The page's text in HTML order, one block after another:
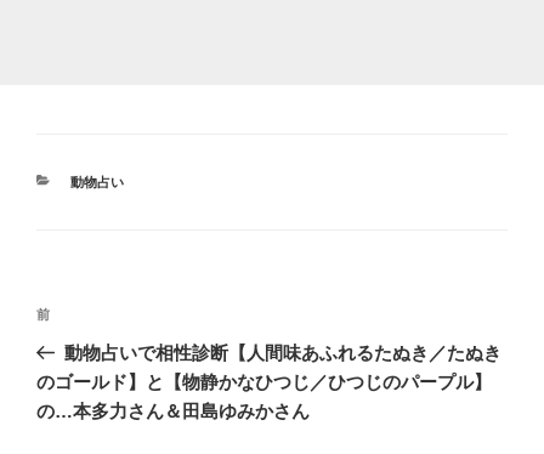
カ
動物占い
投
ナ
ビ
前
の
投
稿
前
動物占いで相性診断【人間味あふれるたぬき／たぬき
のゴールド】と【物静かなひつじ／ひつじのパープル】
の…本多力さん＆田島ゆみかさん